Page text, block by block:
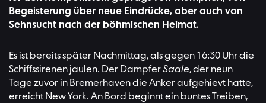
Begeisterung über neue Eindrücke, aber auch von
Sehnsucht nach der böhmischen Heimat.
Es ist bereits später Nachmittag, als gegen 16:30 Uhr die
Schiffssirenen jaulen. Der DampferSaale, der neun
Tage zuvor in Bremerhaven die Anker aufgehievt hatte,
erreicht New York. An Bord beginnt ein buntes Treiben,